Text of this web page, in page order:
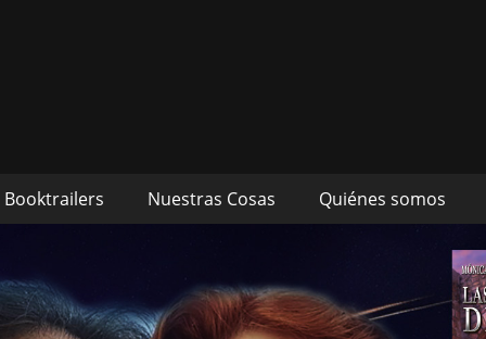
autores Mónica Cueto
Booktrailers Nuestras Cosas Quiénes somos